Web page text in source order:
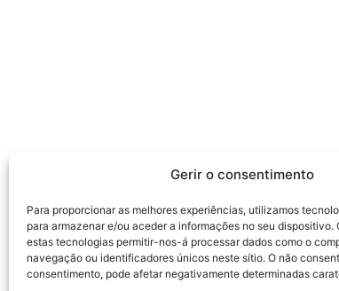
Gerir o consentimento
Para proporcionar as melhores experiências, utilizamos
para armazenar e/ou aceder a informações no seu dispositivo.
estas tecnologias permitir-nos-á processar dados como o
navegação ou identificadores únicos neste sítio. O não
consentimento, pode afetar negativamente determinadas